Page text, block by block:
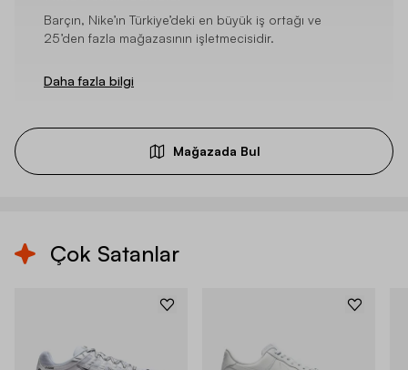
Barçın, Nike’ın Türkiye’deki en büyük iş ortağı ve
25’den fazla mağazasının işletmecisidir.
Daha fazla bilgi
Mağazada Bul
Çok Satanlar